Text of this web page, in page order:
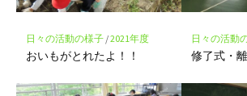
保
存
日々の活動の様子/2021年度
おいもがとれたよ！！
日々の活動
修了式・